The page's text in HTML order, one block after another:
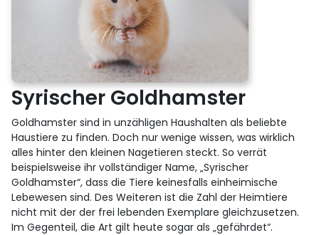
Syrischer Goldhamster
Goldhamster sind in unzähligen Haushalten als beliebte
Haustiere zu finden. Doch nur wenige wissen, was wirklich
alles hinter den kleinen Nagetieren steckt. So verrät
beispielsweise ihr vollständiger Name, „Syrischer
Goldhamster“, dass die Tiere keinesfalls einheimische
Lebewesen sind. Des Weiteren ist die Zahl der Heimtiere
nicht mit der der frei lebenden Exemplare gleichzusetzen.
Im Gegenteil, die Art gilt heute sogar als „gefährdet“.